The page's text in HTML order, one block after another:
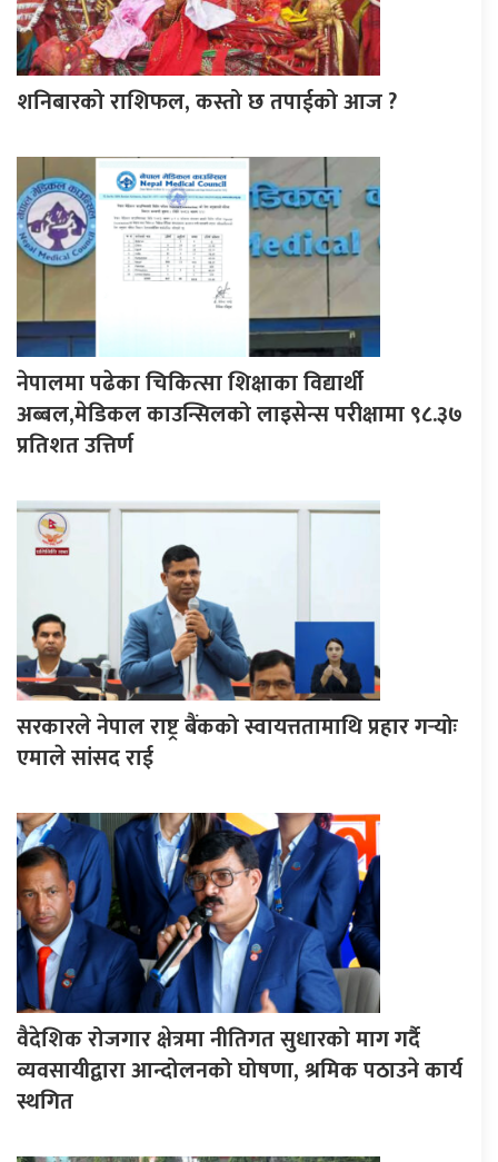
शनिबारको राशिफल, कस्तो छ तपाईको आज ?
नेपालमा पढेका चिकित्सा शिक्षाका विद्यार्थी
अब्बल,मेडिकल काउन्सिलको लाइसेन्स परीक्षामा ९८.३७
प्रतिशत उत्तिर्ण
सरकारले नेपाल राष्ट्र बैंकको स्वायत्ततामाथि प्रहार गर्‍योः
एमाले सांसद राई
वैदेशिक रोजगार क्षेत्रमा नीतिगत सुधारको माग गर्दै
व्यवसायीद्वारा आन्दोलनको घोषणा, श्रमिक पठाउने कार्य
स्थगित